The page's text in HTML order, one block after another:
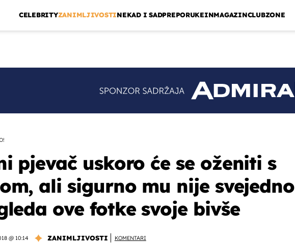
CELEBRITYZANIMLJIVOSTINEKAD I SADPREPORUKEINMAGAZINCLUBZONE
pjevač uskoro će se oženiti s
ali sigurno mu nije svejedno
ove fotke svoje bivše
@ 10:14 ZANIMLJIVOSTI KOMENTARI